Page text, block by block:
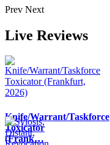
Prev Next
Live Reviews
Knife/Warrant/Taskforce
Toxicator
(Frank…